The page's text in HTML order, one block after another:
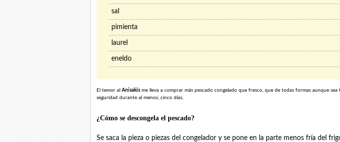
sal
pimienta
laurel
eneldo
El temor al Anisakis me lleva a comprar más pescado congelado que fresco, que de todas formas aunque
seguridad durante al menos, cinco días,
¿Cómo se descongela el pescado?
Se saca la pieza o piezas del congelador y se pone en la parte menos fría del